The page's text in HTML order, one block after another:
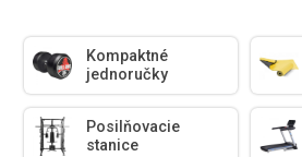
Kompaktné
jednoručky
Posilňovacie
stanice